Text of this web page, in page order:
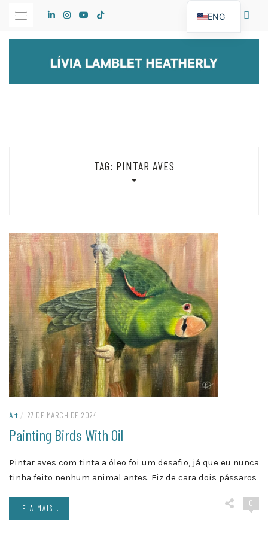
TAG: PINTAR AVES
Art / 27 DE MARCH DE 2024
Painting Birds With Oil
Pintar aves com tinta a óleo foi um desafio, já que eu nunca
tinha feito nenhum animal antes. Fiz de cara dois pássaros
0
LEIA MAIS...
ENG